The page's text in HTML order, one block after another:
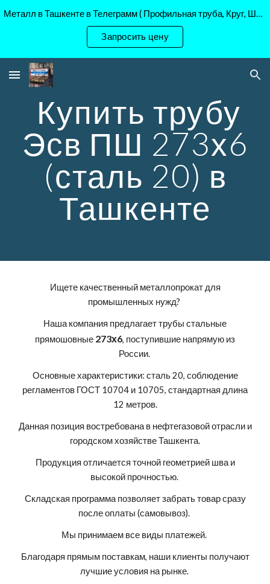
Skip to navigation
Металл в Ташкенте в Телеграмм ( Профильная труба, Круг, Шестигранник Ст45, 40Х, )
Запросить цену
Купить трубу
Эсв ПШ 273х6
(сталь 20) в
Ташкенте
Ищете качественный металлопрокат для
промышленных нужд?
Наша компания предлагает трубы стальные
прямошовные 273х6, поступившие напрямую из
России.
Основные характеристики: сталь 20, соблюдение
регламентов ГОСТ 10704 и 10705, стандартная длина
12 метров.
Данная позиция востребована в нефтегазовой отрасли и
городском хозяйстве Ташкента.
Продукция отличается точной геометрией шва и
высокой прочностью.
Складская программа позволяет забрать товар сразу
после оплаты (самовывоз).
Мы принимаем все виды платежей.
Благодаря прямым поставкам, наши клиенты получают
лучшие условия на рынке.